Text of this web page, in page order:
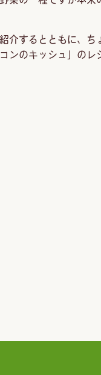
介するとともに、
ンのキッシュ」のレ